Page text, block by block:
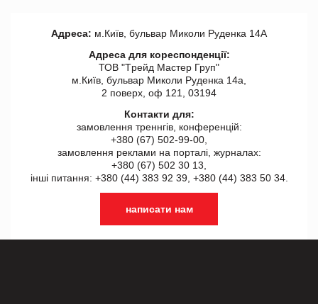
Адреса: м.Київ, бульвар Миколи Руденка 14А
Адреса для кореспонденції:
ТОВ "Tрейд Мастер Груп"
м.Київ, бульвар Миколи Руденка 14а,
2 поверх, оф 121, 03194
Контакти для:
замовлення треннгів, конференцій:
+380 (67) 502-99-00,
замовлення реклами на порталі, журналах:
+380 (67) 502 30 13,
інші питання: +380 (44) 383 92 39, +380 (44) 383 50 34.
написати нам